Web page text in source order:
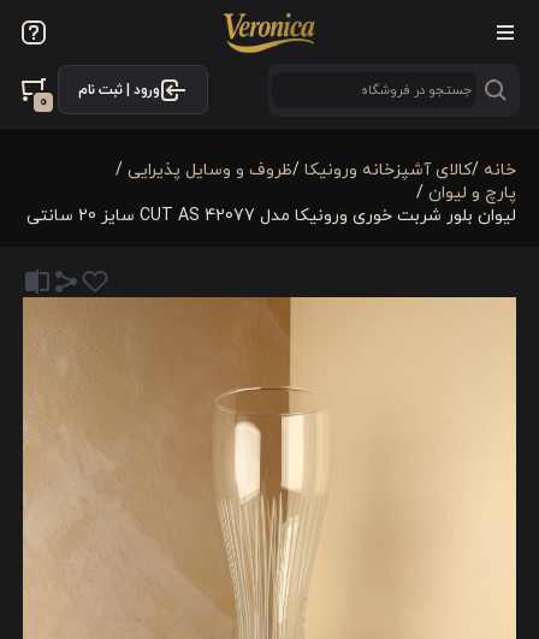
ورود | ثبت نام
0
خانه /كالای آشپزخانه ورونیکا /ظروف و وسایل پذیرایی /
پارچ و لیوان /
لیوان بلور شربت خوری ورونیکا مدل 42077 CUT AS سایز 20 سانتی